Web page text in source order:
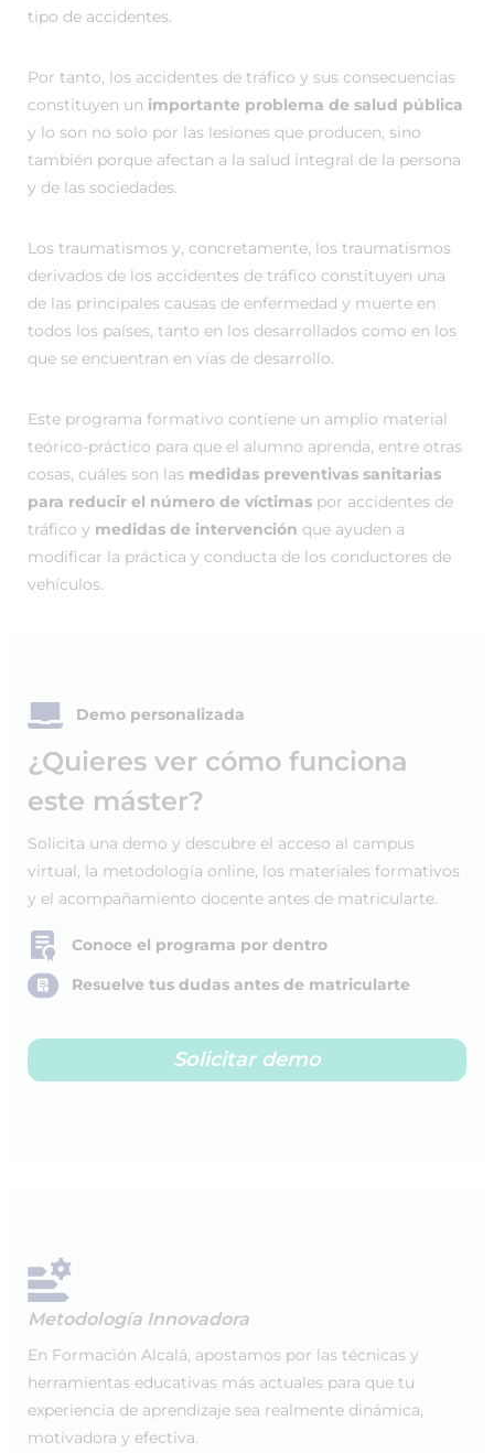
tipo de accidentes.
Por tanto, los accidentes de tráfico y sus consecuencias
constituyen un importante problema de salud pública
y lo son no solo por las lesiones que producen, sino
también porque afectan a la salud integral de la persona
y de las sociedades.
Los traumatismos y, concretamente, los traumatismos
derivados de los accidentes de tráfico constituyen una
de las principales causas de enfermedad y muerte en
todos los países, tanto en los desarrollados como en los
que se encuentran en vías de desarrollo.
Este programa formativo contiene un amplio material
teórico-práctico para que el alumno aprenda, entre otras
cosas, cuáles son las medidas preventivas sanitarias
para reducir el número de víctimas por accidentes de
tráfico y medidas de intervención que ayuden a
modificar la práctica y conducta de los conductores de
vehículos.
Demo personalizada
¿Quieres ver cómo funciona
este máster?
Solicita una demo y descubre el acceso al campus
virtual, la metodología online, los materiales formativos
y el acompañamiento docente antes de matricularte.
Conoce el programa por dentro
Resuelve tus dudas antes de matricularte
Solicitar demo
Metodología Innovadora
En Formación Alcalá, apostamos por las técnicas y
herramientas educativas más actuales para que tu
experiencia de aprendizaje sea realmente dinámica,
motivadora y efectiva.